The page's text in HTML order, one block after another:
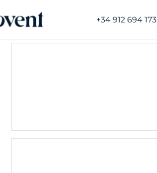
+34 912 694 173